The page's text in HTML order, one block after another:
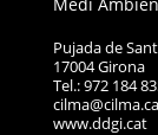
Pujada de
17004 Girona
Tel.: 972 184
www.ddgi.cat